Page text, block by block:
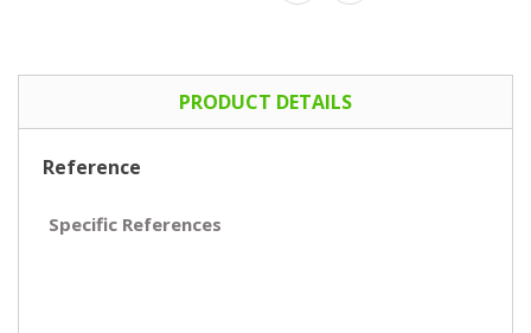
PRODUCT DETAILS
Reference
Specific References